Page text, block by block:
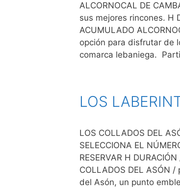
ALCORNOCAL DE
sus mejores rincones. H
ACUMULADO
opción para disfrutar de
comarca lebaniega.
LOS
LOS COLLADOS DEL
SELECCIONA EL
RESERVAR H
COLLADOS DEL ASÓN /
del Asón, un punto